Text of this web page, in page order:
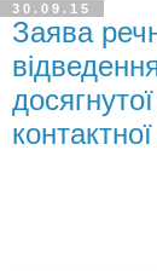
30.09.15
Заява